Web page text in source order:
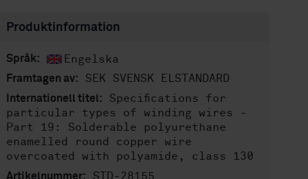
Produktinformation
Språk: Engelska
Framtagen av: SEK SVENSK ELSTANDARD
Internationell titel:
Specifications for
particular types of winding wires -
Part 19: Solderable polyurethane
enamelled round copper wire
overcoated with polyamide, class 130
Artikelnummer: STD-28155